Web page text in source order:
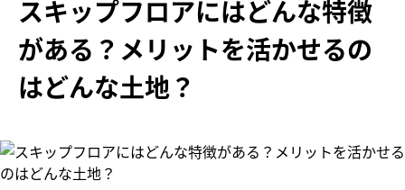
スキップフロアにはどんな特徴
がある？メリットを活かせるの
はどんな土地？